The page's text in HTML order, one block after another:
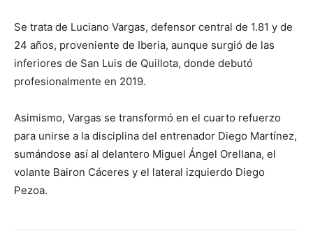
Se trata de Luciano Vargas, defensor central de 1.81 y de
24 años, proveniente de Iberia, aunque surgió de las
inferiores de San Luis de Quillota, donde debutó
profesionalmente en 2019.
Asimismo, Vargas se transformó en el cuarto refuerzo
para unirse a la disciplina del entrenador Diego Martínez,
sumándose así al delantero Miguel Ángel Orellana, el
volante Bairon Cáceres y el lateral izquierdo Diego
Pezoa.